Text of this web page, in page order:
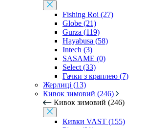
Fishing Roi (27)
Globe (21)
Gurza (119)
Hayabusa (58)
Intech (3)
SASAME (0)
Select (33)
Гачки з краплею (7)
Жерлиці (13)
Кивок зимовий (246)
Кивок зимовий (246)
Кивки VAST (155)